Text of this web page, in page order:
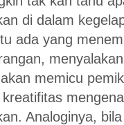
di dalam
ada yang
memicu
Analoginya,